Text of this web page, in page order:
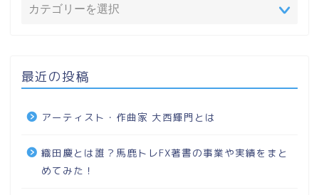
最近の投稿
アーティスト・作曲家 大西輝門とは
織田慶とは誰？馬鹿トレFX著書の事業や実績をまと
めてみた！